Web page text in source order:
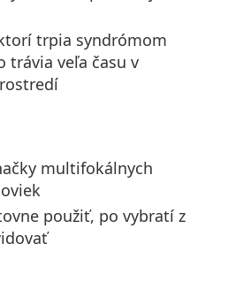
trpia syndrómom
trávia veľa času v
multifokálnych
použiť, po vybratí z